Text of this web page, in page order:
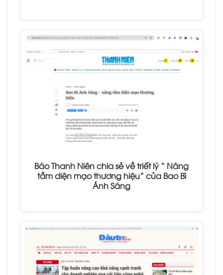
Báo Thanh Niên chia sẻ về triết lý “ Nâng
tầm diện mạo thương hiệu” của Bao Bì
Ánh Sáng